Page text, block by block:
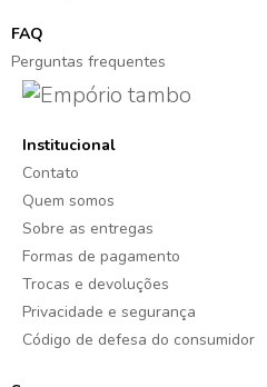
FAQ
Perguntas frequentes
Institucional
Contato
Quem somos
Sobre as entregas
Formas de pagamento
Trocas e devoluções
Privacidade e segurança
Código de defesa do consumidor